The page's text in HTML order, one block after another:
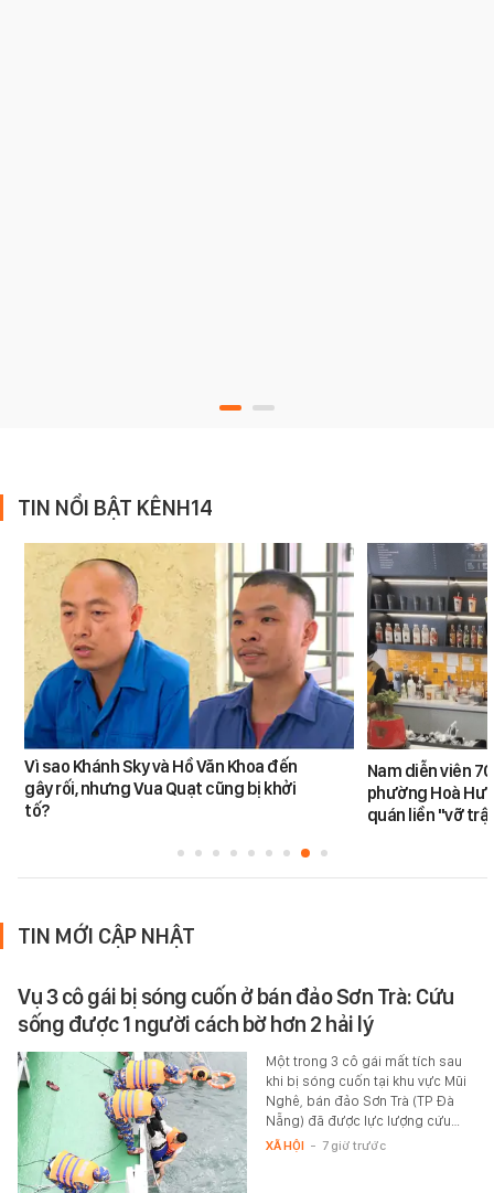
TIN NỔI BẬT KÊNH14
Vì sao Khánh Sky và Hồ Văn Khoa đến
gây rối, nhưng Vua Quạt cũng bị khởi
tố?
Nam diễn viên
phường Hoà
quán liền "vỡ
TIN MỚI CẬP NHẬT
Vụ 3 cô gái bị sóng cuốn ở bán đảo Sơn Trà: Cứu
sống được 1 người cách bờ hơn 2 hải lý
Một trong 3 cô gái mất tích sau
khi bị sóng cuốn tại khu vực Mũi
Nghê, bán đảo Sơn Trà (TP Đà
Nẵng) đã được lực lượng cứu…
XÃ HỘI - 7 giờ trước